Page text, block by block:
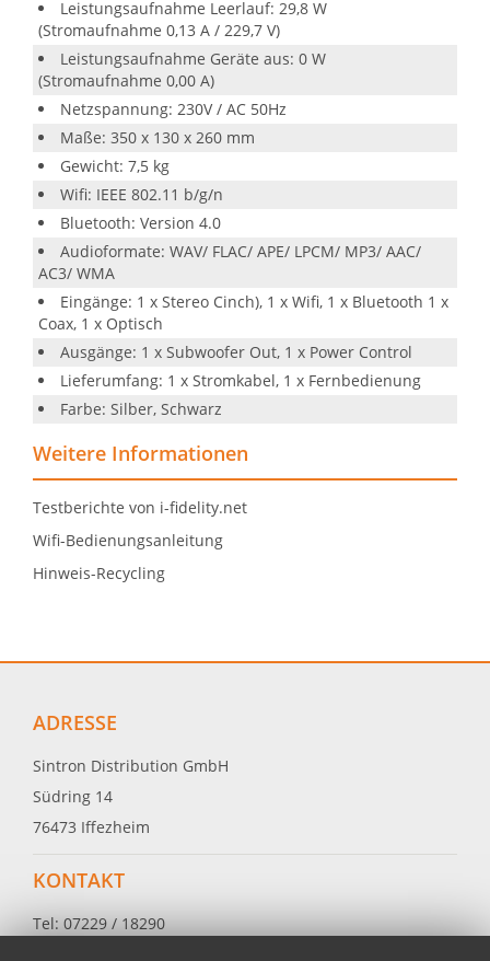
Leistungsaufnahme Leerlauf: 29,8 W
(Stromaufnahme 0,13 A / 229,7 V)
Leistungsaufnahme Geräte aus: 0 W
(Stromaufnahme 0,00 A)
Netzspannung: 230V / AC 50Hz
Maße: 350 x 130 x 260 mm
Gewicht: 7,5 kg
Wifi: IEEE 802.11 b/g/n
Bluetooth: Version 4.0
Audioformate: WAV/ FLAC/ APE/ LPCM/ MP3/ AAC/
AC3/ WMA
Eingänge: 1 x Stereo Cinch), 1 x Wifi, 1 x Bluetooth 1 x
Coax, 1 x Optisch
Ausgänge: 1 x Subwoofer Out, 1 x Power Control
Lieferumfang: 1 x Stromkabel, 1 x Fernbedienung
Farbe: Silber, Schwarz
Weitere Informationen
Testberichte von i-fidelity.net
Wifi-Bedienungsanleitung
Hinweis-Recycling
ADRESSE
Sintron Distribution GmbH
Südring 14
76473 Iffezheim
KONTAKT
Tel: 07229 / 18290